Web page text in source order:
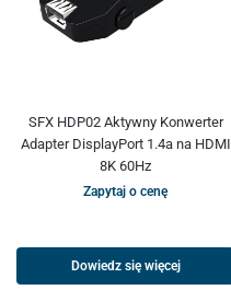
SFX HDP02 Aktywny Konwerter
Adapter DisplayPort 1.4a na HDMI
8K 60Hz
Zapytaj o cenę
Dowiedz się więcej